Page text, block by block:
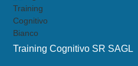
Training Cognitivo SR SAGL